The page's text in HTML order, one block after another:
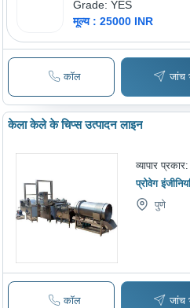
Grade: YES
मूल्य : 25000 INR
कॉल जांच
केला केले के चिप्स उत्पादन लाइन
व्यापार प्रकार:
प्रोवेग
पुणे
कॉल जांच